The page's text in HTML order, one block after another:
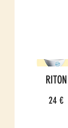
RITON
24 €